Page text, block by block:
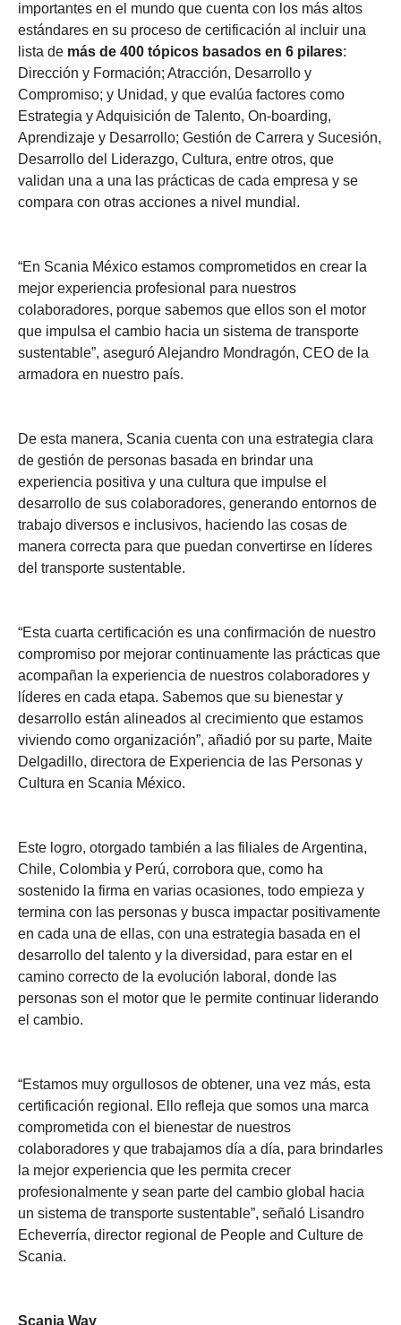
importantes en el mundo que cuenta con los más altos
estándares en su proceso de certificación al incluir una
lista de más de 400 tópicos basados en 6 pilares:
Dirección y Formación; Atracción, Desarrollo y
Compromiso; y Unidad, y que evalúa factores como
Estrategia y Adquisición de Talento, On-boarding,
Aprendizaje y Desarrollo; Gestión de Carrera y Sucesión,
Desarrollo del Liderazgo, Cultura, entre otros, que
validan una a una las prácticas de cada empresa y se
compara con otras acciones a nivel mundial.
“En Scania México estamos comprometidos en crear la
mejor experiencia profesional para nuestros
colaboradores, porque sabemos que ellos son el motor
que impulsa el cambio hacia un sistema de transporte
sustentable”, aseguró Alejandro Mondragón, CEO de la
armadora en nuestro país.
De esta manera, Scania cuenta con una estrategia clara
de gestión de personas basada en brindar una
experiencia positiva y una cultura que impulse el
desarrollo de sus colaboradores, generando entornos de
trabajo diversos e inclusivos, haciendo las cosas de
manera correcta para que puedan convertirse en líderes
del transporte sustentable.
“Esta cuarta certificación es una confirmación de nuestro
compromiso por mejorar continuamente las prácticas que
acompañan la experiencia de nuestros colaboradores y
líderes en cada etapa. Sabemos que su bienestar y
desarrollo están alineados al crecimiento que estamos
viviendo como organización”, añadió por su parte, Maite
Delgadillo, directora de Experiencia de las Personas y
Cultura en Scania México.
Este logro, otorgado también a las filiales de Argentina,
Chile, Colombia y Perú, corrobora que, como ha
sostenido la firma en varias ocasiones, todo empieza y
termina con las personas y busca impactar positivamente
en cada una de ellas, con una estrategia basada en el
desarrollo del talento y la diversidad, para estar en el
camino correcto de la evolución laboral, donde las
personas son el motor que le permite continuar liderando
el cambio.
“Estamos muy orgullosos de obtener, una vez más, esta
certificación regional. Ello refleja que somos una marca
comprometida con el bienestar de nuestros
colaboradores y que trabajamos día a día, para brindarles
la mejor experiencia que les permita crecer
profesionalmente y sean parte del cambio global hacia
un sistema de transporte sustentable”, señaló Lisandro
Echeverría, director regional de People and Culture de
Scania.
Scania Way